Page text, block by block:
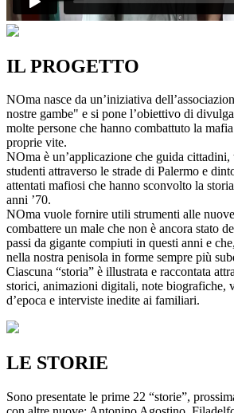
IL PROGETTO
NOma nasce da un’iniziativa
nostre gambe" e si pone l’obiettivo di
molte persone che hanno combattuto la
proprie vite.
NOma è un’applicazione che guida
studenti attraverso le strade di Palermo e
attentati mafiosi che hanno sconvolto la
anni ’70.
NOma vuole fornire utili strumenti alle
combattere un male che non è ancora stato
passi da gigante compiuti in questi anni e
nella nostra penisola in forme sempre più
Ciascuna “storia” è illustrata e raccontata
storici, animazioni digitali, note biografiche,
d’epoca e interviste inedite ai familiari.
LE STORIE
Sono presentate le prime 22 “storie”,